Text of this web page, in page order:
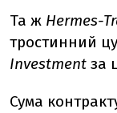
Та ж Hermes-
тростинний
Investment за
Сума